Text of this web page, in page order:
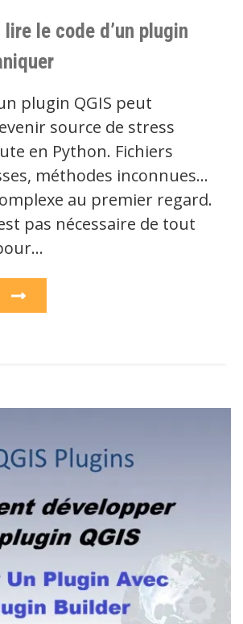
lire le code d’un plugin
plugin QGIS peut
source de stress
en Python. Fichiers
méthodes inconnues…
au premier regard.
pas nécessaire de tout